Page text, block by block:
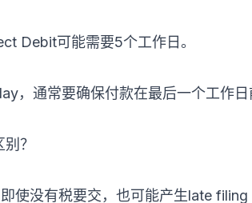
Debit可能需要5个工作日。
，通常要确保付款在最后一个工作
？
使没有税要交，也可能产生late filing